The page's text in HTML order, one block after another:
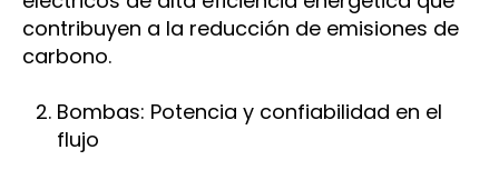
contribuyen a la reducción de emisiones de
carbono.
Bombas: Potencia y confiabilidad en el
flujo